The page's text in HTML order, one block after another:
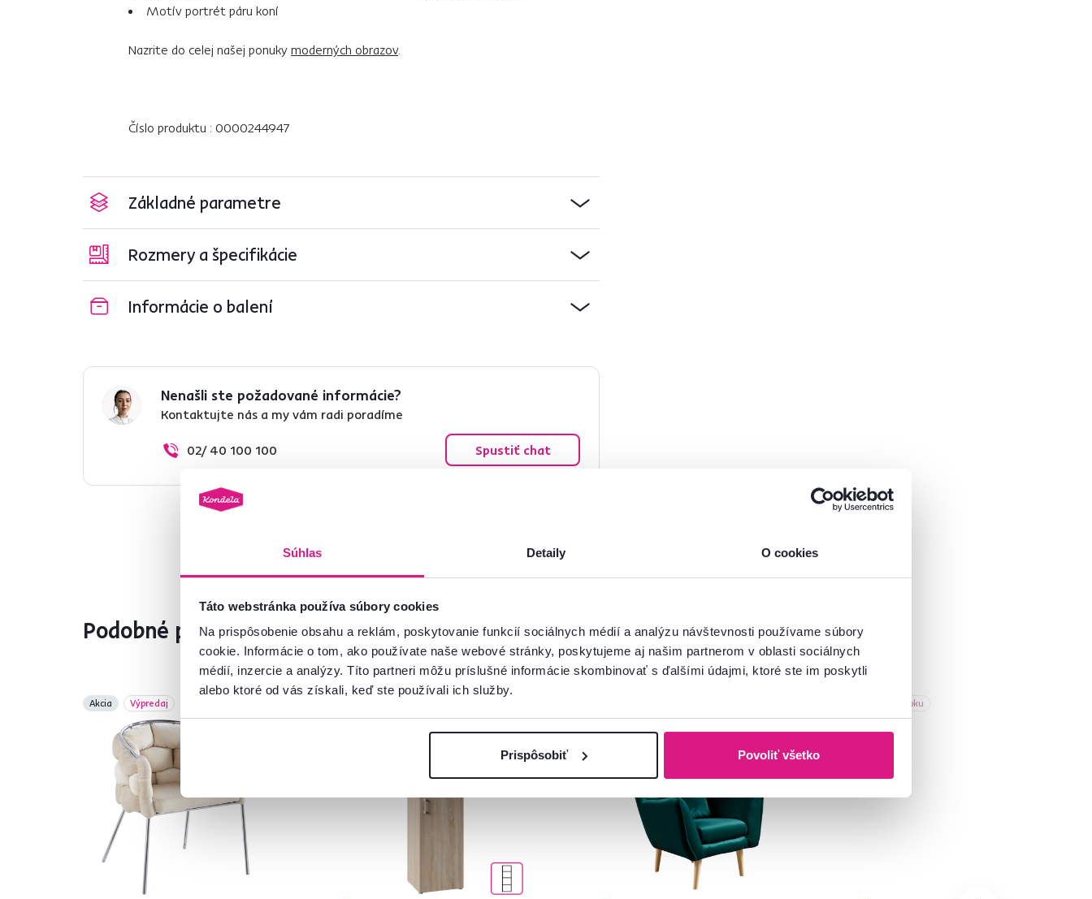
Súhlas Detaily O cookies
Táto webstránka používa súbory cookies
Na prispôsobenie obsahu a reklám, poskytovanie funkcií sociálnych médií a analýzu návštevnosti používame súbory
cookie. Informácie o tom, ako používate naše webové stránky, poskytujeme aj našim partnerom v oblasti sociálnych
médií, inzercie a analýzy. Títo partneri môžu príslušné informácie skombinovať s ďalšími údajmi, ktoré ste im poskytli
alebo ktoré od vás získali, keď ste používali ich služby.
Prispôsobiť Povoliť všetko
Motív portrét páru koní
Nazrite do celej našej ponuky moderných obrazov.
Číslo produktu : 0000244947
Základné parametre
Rozmery a špecifikácie
Informácie o balení
Nenašli ste požadované informácie?
Kontaktujte nás a my vám radi poradíme
02/ 40 100 100 Spustiť chat
Podobné produkty
Akcia Výpredaj Produkt roku